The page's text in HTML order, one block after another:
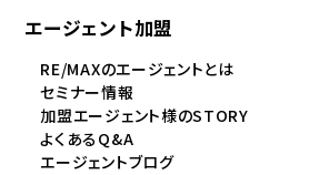
エージェント加盟
RE/MAXのエージェントとは
セミナー情報
加盟エージェント様のSTORY
よくあるQ&A
エージェントブログ